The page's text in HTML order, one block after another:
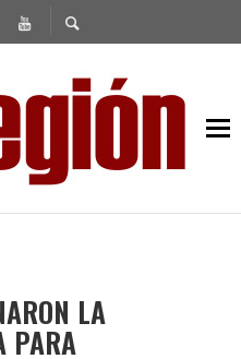
LA
PARA